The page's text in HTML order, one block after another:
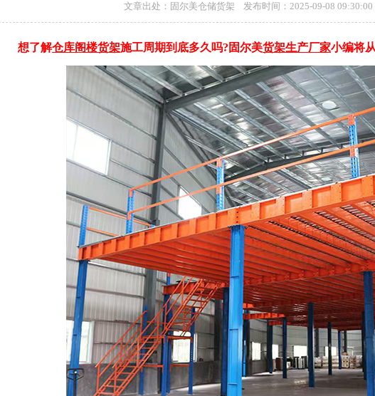
文章出处：固尔美仓储货架 发布时间：2025-09-08
想了解仓库阁楼货架施工周期到底多久吗?固尔美货架生产厂家小编将